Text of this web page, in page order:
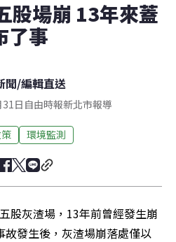
股場崩 13年來蓋
了事
聞/編輯直送
日自由時報新北市報導
環境監測
股灰渣場，13年前曾經發生崩
故發生後，灰渣場崩落處僅以